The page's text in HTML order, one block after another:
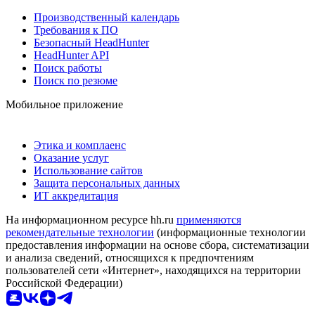
Производственный календарь
Требования к ПО
Безопасный HeadHunter
HeadHunter API
Поиск работы
Поиск по резюме
Мобильное приложение
Этика и комплаенс
Оказание услуг
Использование сайтов
Защита персональных данных
ИТ аккредитация
На информационном ресурсе hh.ru применяются
рекомендательные технологии (информационные технологии
предоставления информации на основе сбора, систематизации
и анализа сведений, относящихся к предпочтениям
пользователей сети «Интернет», находящихся на территории
Российской Федерации)